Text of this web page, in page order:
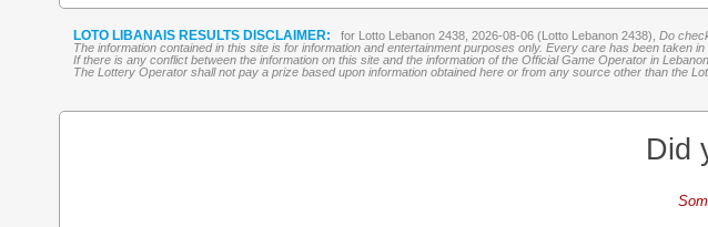
LOTO LIBANAIS RESULTS DISCLAIMER: for Lotto Lebanon 2438, 2026-08-06 (Lotto Lebanon 2438), Do
The information contained in this site is for information and entertainment purposes only. Every care has been
If there is any conflict between the information on this site and the information of the Official Game Operator in
The Lottery Operator shall not pay a prize based upon information obtained here or from any source other than the
Did